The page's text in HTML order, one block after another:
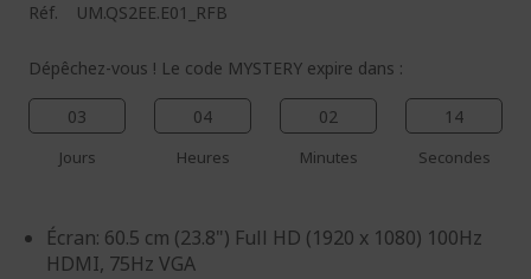
Réf. UM.QS2EE.E01_RFB
Dépêchez-vous ! Le code MYSTERY expire dans :
03
Jours
04
Heures
02
Minutes
13
Secondes
Écran: 60.5 cm (23.8") Full HD (1920 x 1080) 100Hz
HDMI, 75Hz VGA